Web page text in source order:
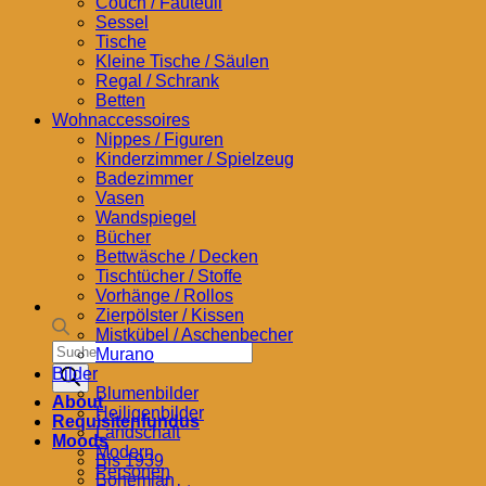
Products
search
About
Requisitenfundus
Moods
Bis 1939
Bohemian
Sessel
Tische
Kleine Tische / Säulen
Regal / Schrank
Betten
Wohnaccessoires
Nippes / Figuren
Kinderzimmer / Spielzeug
Badezimmer
Vasen
Wandspiegel
Bücher
Bettwäsche / Decken
Tischtücher / Stoffe
Vorhänge / Rollos
Zierpölster / Kissen
Mistkübel / Aschenbecher
Murano
Bilder
Blumenbilder
Heiligenbilder
Landschaft
Modern
Personen